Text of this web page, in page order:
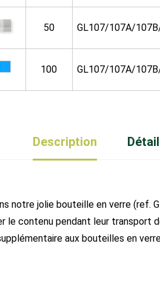
50 GL107/107A/
100 GL107/107A/
Description
notre jolie bouteille en verre (ref.
le contenu pendant leur transport
aux bouteilles en